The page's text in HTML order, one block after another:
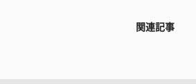
関連記事